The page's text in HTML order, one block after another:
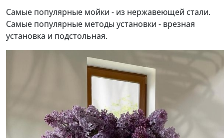
Самые популярные мойки - из нержавеющей стали.
Самые популярные методы установки - врезная
установка и подстольная.